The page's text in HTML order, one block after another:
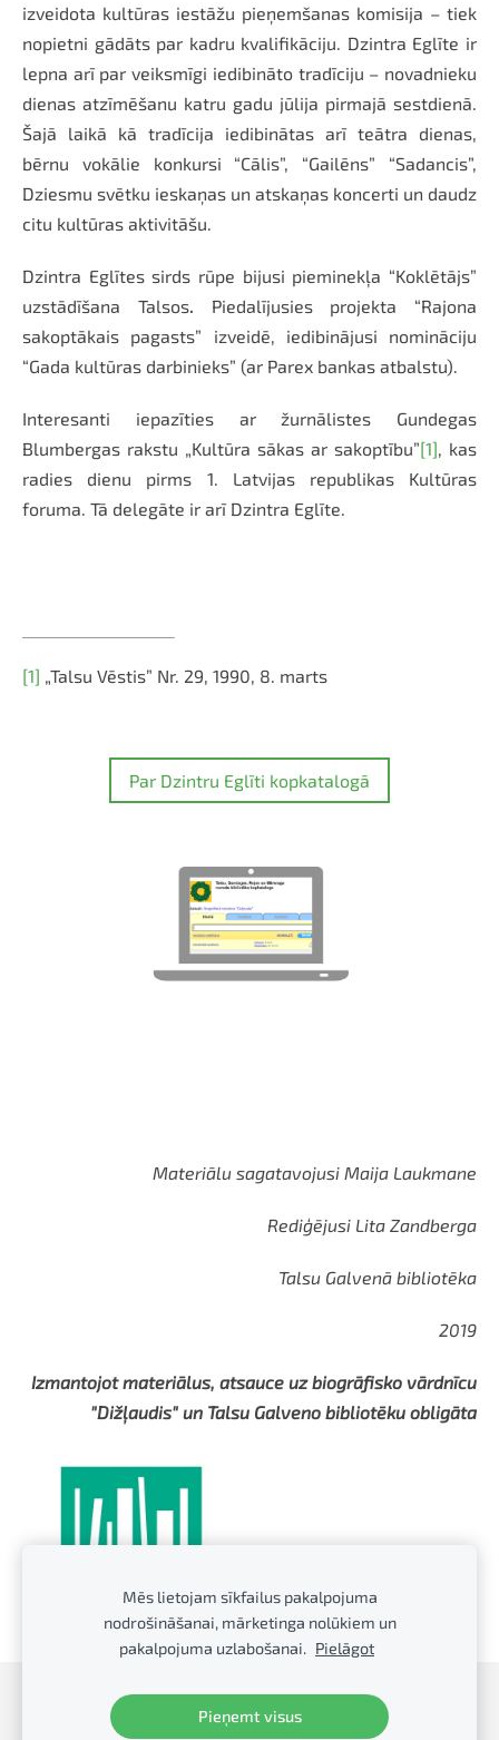
izveidota kultūras iestāžu pieņemšanas komisija – tiek
nopietni gādāts par kadru kvalifikāciju. Dzintra Eglīte ir
lepna arī par veiksmīgi iedibināto tradīciju – novadnieku
dienas atzīmēšanu katru gadu jūlija pirmajā sestdienā.
Šajā laikā kā tradīcija iedibinātas arī teātra dienas,
bērnu vokālie konkursi “Cālis”, “Gailēns” “Sadancis”,
Dziesmu svētku ieskaņas un atskaņas koncerti un daudz
citu kultūras aktivitāšu.
Dzintra Eglītes sirds rūpe bijusi pieminekļa “Koklētājs”
uzstādīšana Talsos. Piedalījusies projekta “Rajona
sakoptākais pagasts” izveidē, iedibinājusi nomināciju
“Gada kultūras darbinieks” (ar Parex bankas atbalstu).
Interesanti iepazīties ar žurnālistes Gundegas
Blumbergas rakstu „Kultūra sākas ar sakoptību”[1] , kas
radies dienu pirms 1. Latvijas republikas Kultūras
foruma. Tā delegāte ir arī Dzintra Eglīte.
[1] „Talsu Vēstis” Nr. 29, 1990, 8. marts
Par Dzintru Eglīti kopkatalogā
Materiālu sagatavojusi Maija Laukmane
Rediģējusi Lita Zandberga
Talsu Galvenā bibliotēka
2019
Izmantojot materiālus, atsauce uz biogrāfisko vārdnīcu
"Dižļaudis" un Talsu Galveno bibliotēku obligāta
Mēs lietojam sīkfailus pakalpojuma
nodrošināšanai, mārketinga nolūkiem un
pakalpojuma uzlabošanai. Pielāgot
Pieņemt visus